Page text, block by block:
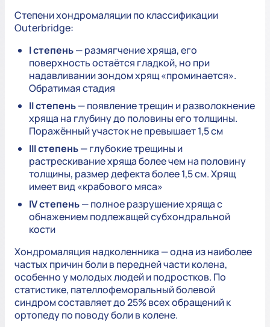
Степени хондромаляции по классификации
Outerbridge:
I степень— размягчение хряща, его
поверхность остаётся гладкой, но при
надавливании зондом хрящ «проминается».
Обратимая стадия
II степень— появление трещин и разволокнение
хряща на глубину до половины его толщины.
Поражённый участок не превышает 1,5 см
III степень— глубокие трещины и
растрескивание хряща более чем на половину
толщины, размер дефекта более 1,5 см. Хрящ
имеет вид «крабового мяса»
IV степень— полное разрушение хряща с
обнажением подлежащей субхондральной
кости
Хондромаляция надколенника — одна из наиболее
частых причин боли в передней части колена,
особенно у молодых людей и подростков. По
статистике, пателлофеморальный болевой
синдром составляет до 25% всех обращений к
ортопеду по поводу боли в колене.